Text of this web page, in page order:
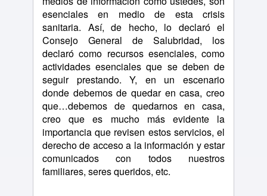
esenciales en medio de esta crisis
sanitaria. Así, de hecho, lo declaró el
Consejo General de Salubridad, los
declaró como recursos esenciales, como
actividades esenciales que se deben de
seguir prestando. Y, en un escenario
donde debemos de quedar en casa, creo
que…debemos de quedarnos en casa,
creo que es mucho más evidente la
importancia que revisen estos servicios, el
derecho de acceso a la información y estar
comunicados con todos nuestros
familiares, seres queridos, etc.